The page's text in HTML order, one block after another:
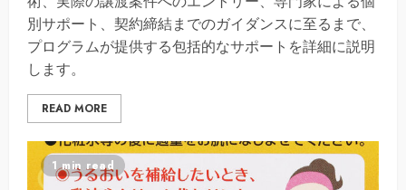
別サポート、契約締結までのガイダンスに至るまで、
プログラムが提供する包括的なサポートを詳細に説明
します。
READ MORE
1 min read